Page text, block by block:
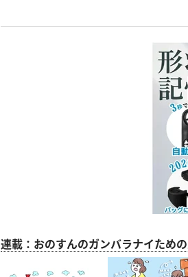
連載：おのすんのガンバラナイため